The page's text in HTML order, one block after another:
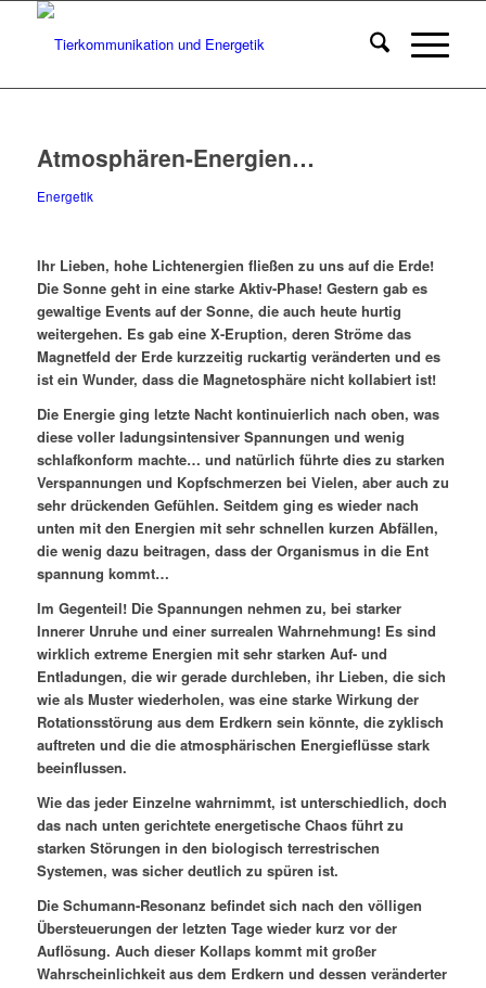
Atmosphären-Energien…
Energetik
Ihr Lieben, hohe Lichtenergien fließen zu uns auf die Erde!
Die Sonne geht in eine starke Aktiv-Phase! Gestern gab es
gewaltige Events auf der Sonne, die auch heute hurtig
weitergehen. Es gab eine X-Eruption, deren Ströme das
Magnetfeld der Erde kurzzeitig ruckartig veränderten und es
ist ein Wunder, dass die Magnetosphäre nicht kollabiert ist!
Die Energie ging letzte Nacht kontinuierlich nach oben, was
diese voller ladungsintensiver Spannungen und wenig
schlafkonform machte… und natürlich führte dies zu starken
Verspannungen und Kopfschmerzen bei Vielen, aber auch zu
sehr drückenden Gefühlen. Seitdem ging es wieder nach
unten mit den Energien mit sehr schnellen kurzen Abfällen,
die wenig dazu beitragen, dass der Organismus in die Ent
spannung kommt…
Im Gegenteil! Die Spannungen nehmen zu, bei starker
Innerer Unruhe und einer surrealen Wahrnehmung! Es sind
wirklich extreme Energien mit sehr starken Auf- und
Entladungen, die wir gerade durchleben, ihr Lieben, die sich
wie als Muster wiederholen, was eine starke Wirkung der
Rotationsstörung aus dem Erdkern sein könnte, die zyklisch
auftreten und die die atmosphärischen Energieflüsse stark
beeinflussen.
Wie das jeder Einzelne wahrnimmt, ist unterschiedlich, doch
das nach unten gerichtete energetische Chaos führt zu
starken Störungen in den biologisch terrestrischen
Systemen, was sicher deutlich zu spüren ist.
Die Schumann-Resonanz befindet sich nach den völligen
Übersteuerungen der letzten Tage wieder kurz vor der
Auflösung. Auch dieser Kollaps kommt mit großer
Wahrscheinlichkeit aus dem Erdkern und dessen veränderter